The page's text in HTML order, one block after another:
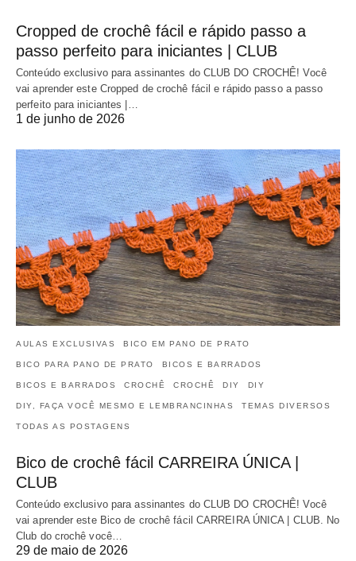
Cropped de crochê fácil e rápido passo a
passo perfeito para iniciantes | CLUB
Conteúdo exclusivo para assinantes do CLUB DO CROCHÊ! Você
vai aprender este Cropped de crochê fácil e rápido passo a passo
perfeito para iniciantes |…
1 de junho de 2026
AULAS EXCLUSIVAS BICO EM PANO DE PRATO
BICO PARA PANO DE PRATO BICOS E BARRADOS
BICOS E BARRADOS CROCHÊ CROCHÊ DIY DIY
DIY, FAÇA VOCÊ MESMO E LEMBRANCINHAS TEMAS DIVERSOS
TODAS AS POSTAGENS
Bico de crochê fácil CARREIRA ÚNICA |
CLUB
Conteúdo exclusivo para assinantes do CLUB DO CROCHÊ! Você
vai aprender este Bico de crochê fácil CARREIRA ÚNICA | CLUB. No
Club do crochê você…
29 de maio de 2026